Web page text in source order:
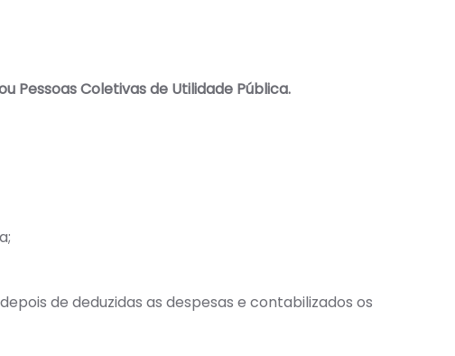
Pessoas Coletivas de Utilidade Pública.
de deduzidas as despesas e contabilizados os